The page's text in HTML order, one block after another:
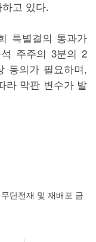
고 있다.
특별결의 통과가
주주의 3분의 2
동의가 필요하며,
라 막판 변수가 발
단전재 및 재배포 금